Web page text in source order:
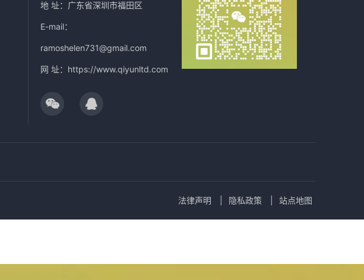
地 址：广东省深圳市福田区
E-mail：
ramoshelen731@gmail.com
网 址： https://www.qiyunltd.com
法律声明 隐私政策 站点地图